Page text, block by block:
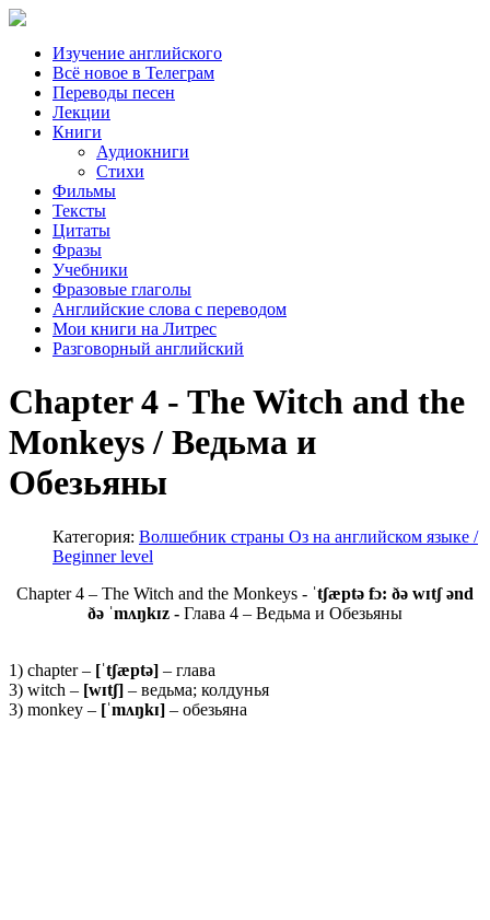
Изучение английского
Всё новое в Телеграм
Переводы песен
Лекции
Книги
Аудиокниги
Стихи
Фильмы
Тексты
Цитаты
Фразы
Учебники
Фразовые глаголы
Английские слова с переводом
Мои книги на Литрес
Разговорный английский
Chapter 4 - The Witch and the
Monkeys / Ведьма и
Обезьяны
Категория: Волшебник страны Оз на английском языке /
Beginner level
Chapter 4 – The Witch and the Monkeys - ˈtʃæptə fɔ: ðə wɪtʃ ənd
ðə ˈmʌŋkɪz - Глава 4 – Ведьма и Обезьяны
1) chapter – [ˈtʃæptə] – глава
3) witch – [wɪtʃ] – ведьма; колдунья
3) monkey – [ˈmʌŋkɪ] – обезьяна